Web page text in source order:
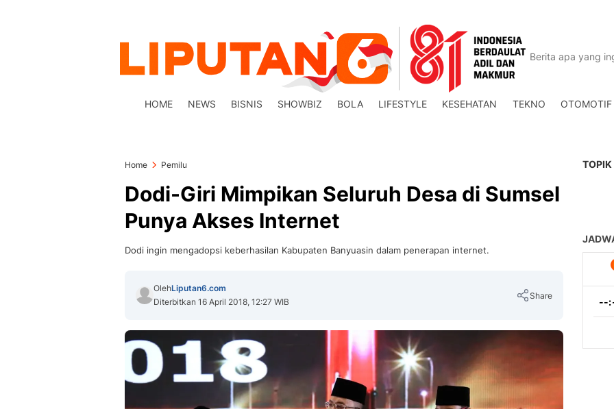
HOME NEWS BISNIS SHOWBIZ BOLA LIFESTYLE KESEHATAN TEKNO OTOMOTIF
Home Pemilu
Dodi-Giri Mimpikan Seluruh Desa di Sumsel
Punya Akses Internet
Dodi ingin mengadopsi keberhasilan Kabupaten Banyuasin dalam penerapan internet.
OlehLiputan6.com
Diterbitkan 16 April 2018, 12:27 WIB
Share
Copy Link
TOPIK